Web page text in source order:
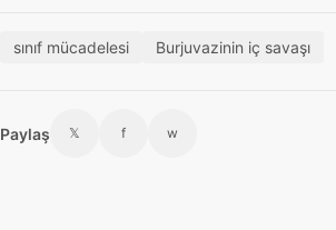
sınıf mücadelesi Burjuvazinin iç savaşı
Paylaş 𝕏 f w